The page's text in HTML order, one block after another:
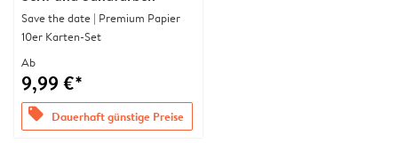
Save the date | Premium Papier
10er Karten-Set
Ab
9,99 €*
offers Dauerhaft günstige Preise